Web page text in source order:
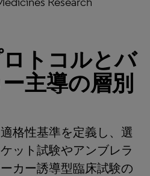
トコルとバ
主導の層別
格性基準を定義し、選
ット試験やアンブレラ
カー誘導型臨床試験の